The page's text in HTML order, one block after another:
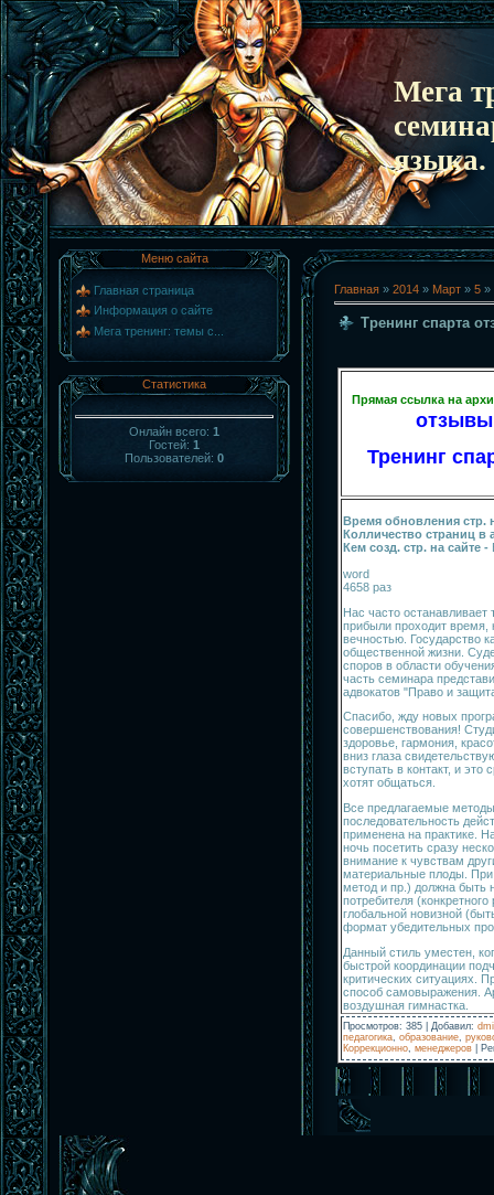
Мега
языка.
Меню сайта
Главная страница
Информация о сайте
Мега тренинг: темы с...
Статистика
Онлайн всего: 1
Гостей: 1
Пользователей: 0
Главная » 2014 » Март » 5 »
Тренинг спарта
Прямая ссылка на
отзывы
Тренинг
Время обновления стр.
Колличество страниц в
Кем созд. стр. на сайте -
word
4658 раз
Нас часто останавливает
прибыли проходит время,
вечностью. Государство
общественной жизни.
споров в области
часть семинара
адвокатов "Право и
Спасибо, жду новых
совершенствования!
здоровье, гармония,
вниз глаза
вступать в контакт, и
хотят общаться.
Все предлагаемые
последовательность
применена на практике.
ночь посетить сразу
внимание к чувствам
материальные плоды. При
метод и пр.) должна быть
потребителя
глобальной новизной
формат убедительных
Данный стиль уместен,
быстрой координации
критических ситуациях.
способ самовыражения.
воздушная гимнастка.
Просмотров: 385 Добавил:
педагогика образование
Коррекционно менеджеров